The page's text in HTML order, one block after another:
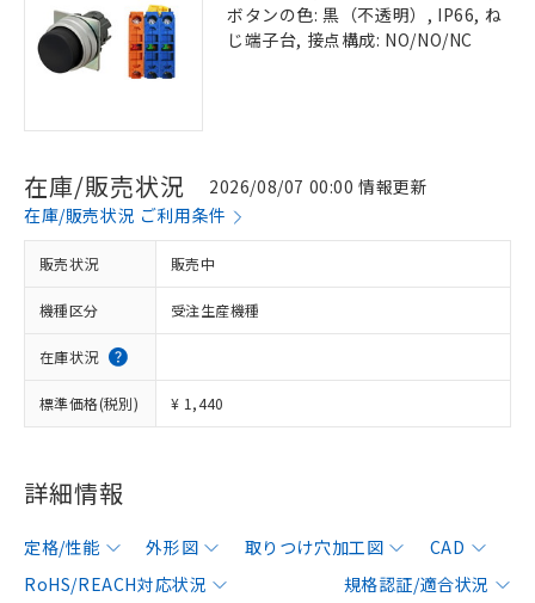
ボタンの色: 黒（不透明）, IP66, ね
じ端子台, 接点構成: NO/NO/NC
在庫/販売状況
2026/08/07 00:00 情報更新
在庫/販売状況 ご利用条件
販売状況 販売中
機種区分 受注生産機種
在庫状況
標準価格(税別) ¥ 1,440
詳細情報
定格/性能 外形図 取りつけ穴加工図
CAD
RoHS/REACH対応状況
規格認証/適合状況